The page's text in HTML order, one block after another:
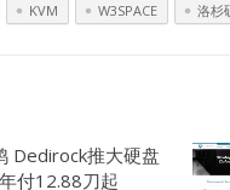
KVM W3SPACE 洛杉
Dedirock推大硬盘
付12.88刀起